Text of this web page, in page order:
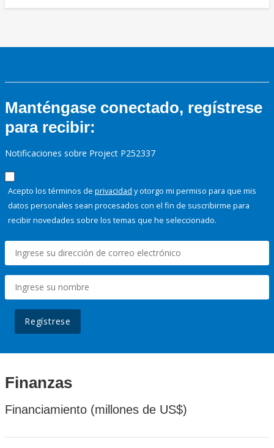
Manténgase conectado, regístrese
para recibir:
Notificaciones sobre Project P252337
Acepto los términos de privacidad y otorgo mi permiso para que mis
datos personales sean procesados con el fin de suscribirme para
recibir novedades sobre los temas que he seleccionado.
Regístrese
Finanzas
Financiamiento (millones de US$)